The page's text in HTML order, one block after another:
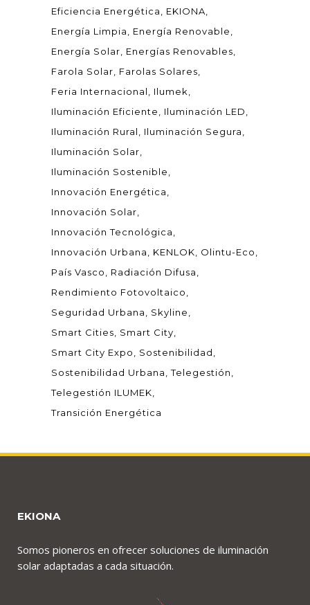
Eficiencia Energética
EKIONA
Energía Limpia
Energía Renovable
Energía Solar
Energías Renovables
Farola Solar
Farolas Solares
Feria Internacional
Ilumek
Iluminación Eficiente
Iluminación LED
Iluminación Rural
Iluminación Segura
Iluminación Solar
Iluminación Sostenible
Innovación Energética
Innovación Solar
Innovación Tecnológica
Innovación Urbana
KENLOK
Olintu-Eco
País Vasco
Radiación Difusa
Rendimiento Fotovoltaico
Seguridad Urbana
Skyline
Smart Cities
Smart City
Smart City Expo
Sostenibilidad
Sostenibilidad Urbana
Telegestión
Telegestión ILUMEK
Transición Energética
EKIONA
Somos pioneros en ofrecer soluciones de iluminación
solar adaptadas a cada situación.